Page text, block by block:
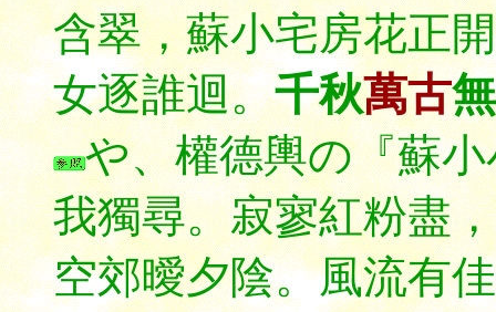
含翠，蘇小宅房花正
女逐誰迴。千秋萬古
や、權德輿の『蘇
我獨尋。寂寥紅粉盡
空郊曖夕陰。風流有